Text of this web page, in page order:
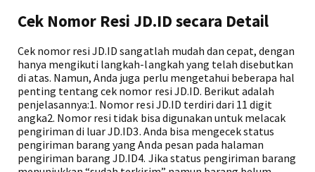
Cek Nomor Resi JD.ID secara Detail
Cek nomor resi JD.ID sangatlah mudah dan cepat, dengan
hanya mengikuti langkah-langkah yang telah disebutkan
di atas. Namun, Anda juga perlu mengetahui beberapa hal
penting tentang cek nomor resi JD.ID. Berikut adalah
penjelasannya:1. Nomor resi JD.ID terdiri dari 11 digit
angka2. Nomor resi tidak bisa digunakan untuk melacak
pengiriman di luar JD.ID3. Anda bisa mengecek status
pengiriman barang yang Anda pesan pada halaman
pengiriman barang JD.ID4. Jika status pengiriman barang